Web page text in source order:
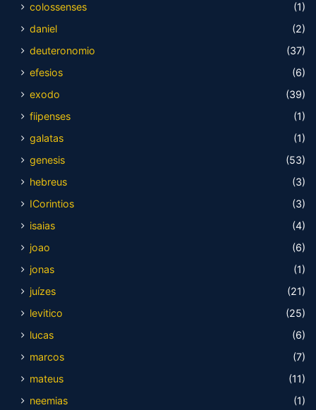
colossenses
(1)
daniel
(2)
deuteronomio
(37)
efesios
(6)
exodo
(39)
fiipenses
(1)
galatas
(1)
genesis
(53)
hebreus
(3)
ICorintios
(3)
isaias
(4)
joao
(6)
jonas
(1)
juízes
(21)
levitico
(25)
lucas
(6)
marcos
(7)
mateus
(11)
neemias
(1)